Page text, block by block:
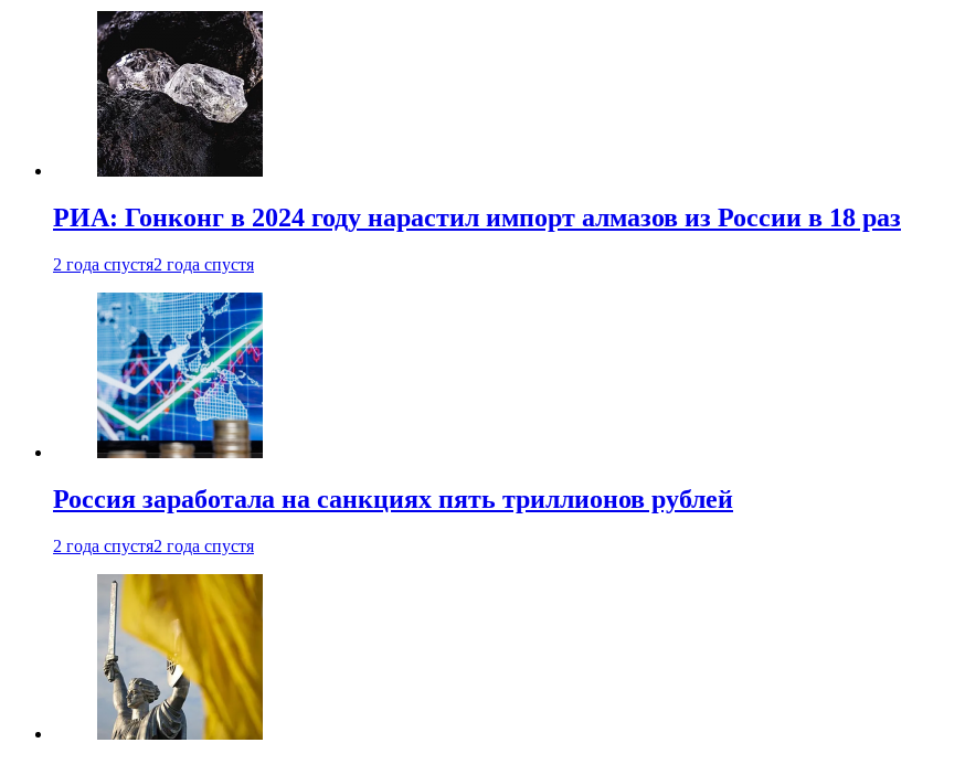
РИА: Гонконг в 2024 году нарастил импорт алмазов из России в 18 раз
2 года спустя2 года спустя
Россия заработала на санкциях пять триллионов рублей
2 года спустя2 года спустя